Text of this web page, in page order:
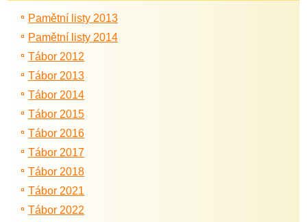
Pamětní listy 2013
Pamětní listy 2014
Tábor 2012
Tábor 2013
Tábor 2014
Tábor 2015
Tábor 2016
Tábor 2017
Tábor 2018
Tábor 2021
Tábor 2022